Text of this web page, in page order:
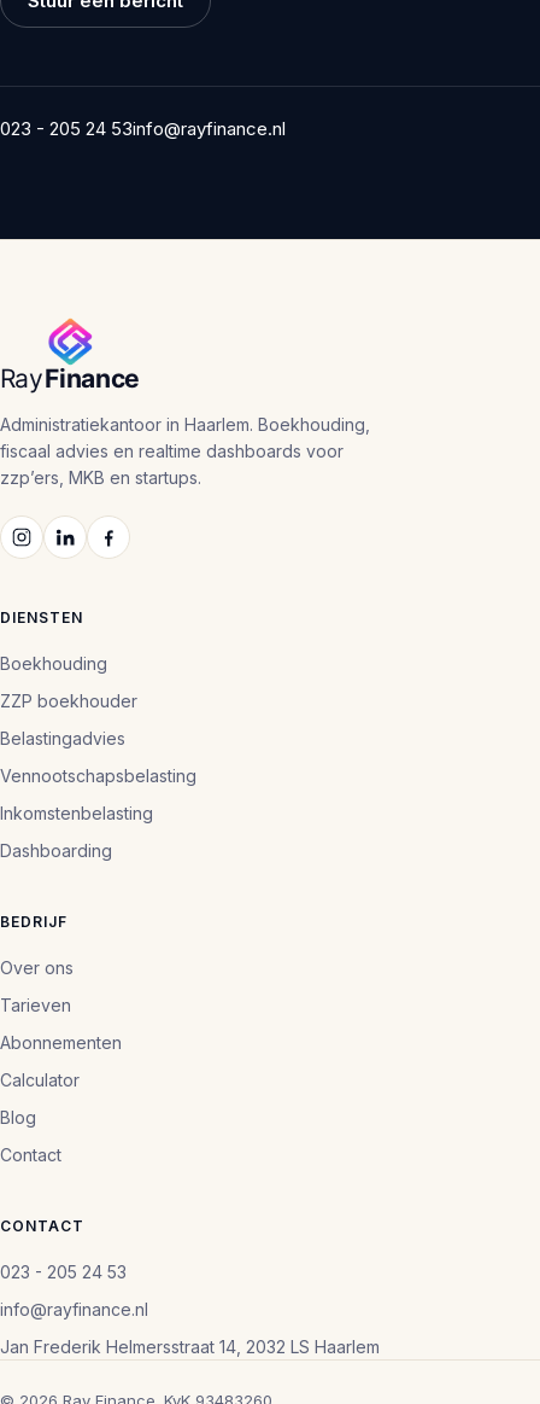
023 - 205 24 53info@rayfinance.nl
Administratiekantoor in Haarlem. Boekhouding,
fiscaal advies en realtime dashboards voor
zzp’ers, MKB en startups.
DIENSTEN
Boekhouding
ZZP boekhouder
Belastingadvies
Vennootschapsbelasting
Inkomstenbelasting
Dashboarding
BEDRIJF
Over ons
Tarieven
Abonnementen
Calculator
Blog
Contact
CONTACT
023 - 205 24 53
info@rayfinance.nl
Jan Frederik Helmersstraat 14, 2032 LS Haarlem